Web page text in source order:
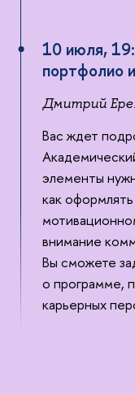
10 июля,
портфолио
Дмитрий
ас ждет
элементы
как
нимание
ы сможете
о программе,
карьерных